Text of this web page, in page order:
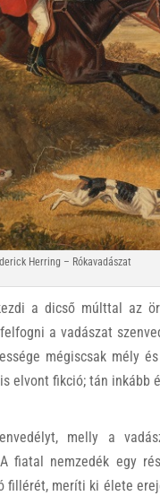
Herring – Rókavadászat
a dicső múlttal az
a vadászat
mégiscsak mély
elvont fikció; tán inkább
melly a
fiatal nemzedék egy
fillérét, meríti ki élete